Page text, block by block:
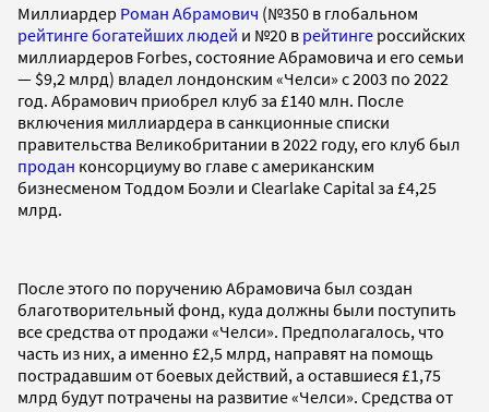
Миллиардер Роман Абрамович (№350 в глобальном
рейтинге богатейших людей и №20 в рейтинге российских
миллиардеров Forbes, состояние Абрамовича и его семьи
— $9,2 млрд) владел лондонским «Челси» с 2003 по 2022
год. Абрамович приобрел клуб за £140 млн. После
включения миллиардера в санкционные списки
правительства Великобритании в 2022 году, его клуб был
продан консорциуму во главе с американским
бизнесменом Тоддом Боэли и Clearlake Capital за £4,25
млрд.
После этого по поручению Абрамовича был создан
благотворительный фонд, куда должны были поступить
все средства от продажи «Челси». Предполагалось, что
часть из них, а именно £2,5 млрд, направят на помощь
пострадавшим от боевых действий, а оставшиеся £1,75
млрд будут потрачены на развитие «Челси». Средства от